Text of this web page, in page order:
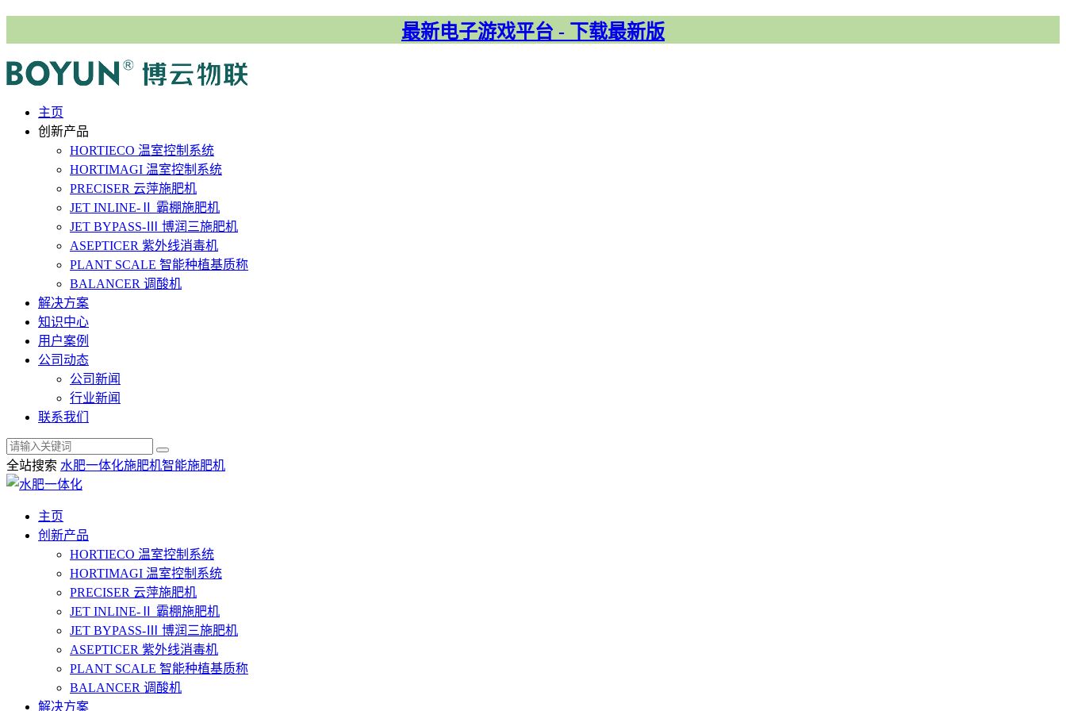
最新电子游戏平台 - 下载最新版
主⻚
创新产品
HORTIECO 温室控制系统
HORTIMAGI 温室控制系统
PRECISER 云萍施肥机
JET INLINE-Ⅱ 霸棚施肥机
JET BYPASS-Ⅲ 博润三施肥机
ASEPTICER 紫外线消毒机
PLANT SCALE 智能种植基质称
BALANCER 调酸机
解决⽅案
知识中心
用户案例
公司动态
公司新闻
行业新闻
联系我们
全站搜索 水肥一体化施肥机智能施肥机
主页
创新产品
HORTIECO 温室控制系统
HORTIMAGI 温室控制系统
PRECISER 云萍施肥机
JET INLINE-Ⅱ 霸棚施肥机
JET BYPASS-Ⅲ 博润三施肥机
ASEPTICER 紫外线消毒机
PLANT SCALE 智能种植基质称
BALANCER 调酸机
解决方案